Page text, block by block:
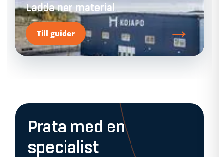
Ladda ner material
Till guider →
Prata med en
specialist